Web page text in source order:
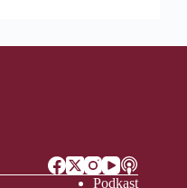
Podkast